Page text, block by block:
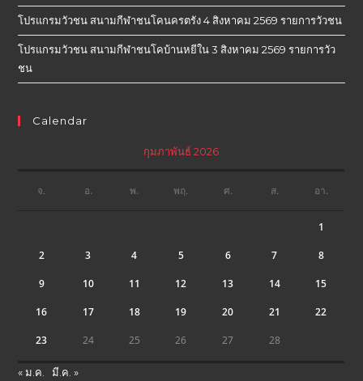
โปรแกรมวัวชน สนามกีฬาชนโคนครตรัง 4 สิงหาคม 2569 รายการวัวชน
โปรแกรมวัวชน สนามกีฬาชนโคบ้านหยีใน 3 สิงหาคม 2569 รายการวัว
ชน
Calendar
กุมภาพันธ์ 2026
จ. อ. พ. พฤ. ศ. ส. อา.
1
2 3 4 5 6 7 8
9 10 11 12 13 14 15
16 17 18 19 20 21 22
23 24 25 26 27 28
« ม.ค. มี.ค. »